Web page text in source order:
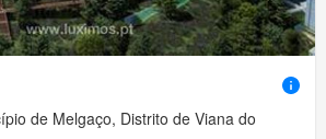
de Melgaço, Distrito de Viana do